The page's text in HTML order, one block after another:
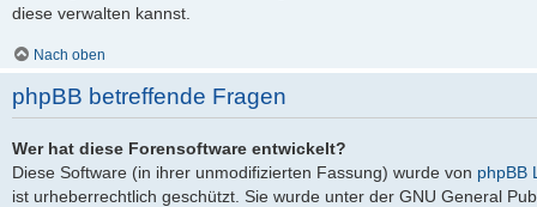
diese verwalten kannst.
Nach oben
phpBB betreffende Fragen
Wer hat diese Forensoftware entwickelt?
Diese Software (in ihrer unmodifizierten Fassung) wurde von phpBB
ist urheberrechtlich geschützt. Sie wurde unter der GNU General